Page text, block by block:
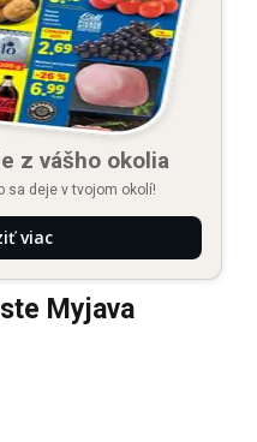
z vášho okolia
sa deje v tvojom okolí!
viac
Myjava